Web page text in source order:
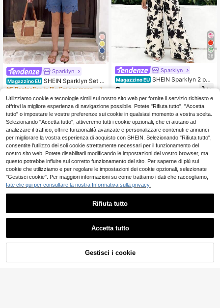
14
Sparklyn
Magazzino EU SHEIN Sparklyn Set c
asual da ragazza pre-adolescente
pantaloncini, con motivo floreale bi
anco su tessuto beige, adatto per v
acanze, occasioni casual e sociali
#5 Bestseller in Blu Set per ragazze adolescenti
8.48€
4-7 giorni lavorativi
38
Sparklyn
Magazzino EU SHEIN Sparklyn 2 pez
zi/Set Top con scollo rotondo e man
nera e pantaloni dritti stampati per r
agazze pre-adolescenti, stile casua
l estivo per vacanze e festività
8
4-7 giorni lavorativi
COMPRA ORA AGGIUNGI AL CARRELLO
Utilizziamo cookie e tecnologie simili sul nostro sito web per fornire il servizio richiesto e
offrirvi la migliore esperienza di navigazione possibile. Potete "Rifiuta tutto", "Accetta
tutto" o impostare le vostre preferenze sui cookie in qualsiasi momento a vostra scelta.
Selezionando "Accetta tutto", attiveremo tutti i cookie opzionali, che ci aiutano ad
analizzare il traffico, offrire funzionalità avanzate e personalizzare contenuti e annunci
per migliorare la vostra esperienza di acquisto con SHEIN. Selezionando "Rifiuta tutto",
consentite l'utilizzo dei soli cookie strettamente necessari per il funzionamento del
nostro sito web. Potete disabilitarli modificando le impostazioni del vostro browser, ma
questo potrebbe influire sul corretto funzionamento del sito. Per saperne di più sui
cookie che utilizziamo e per regolare le impostazioni dei cookie opzionali, selezionate
"Gestisci cookie". Per maggiori informazioni su come trattiamo i dati che raccogliamo,
fate clic qui per consultare la nostra Informativa sulla privacy.
Rifiuta tutto
Accetta tutto
Gestisci i cookie